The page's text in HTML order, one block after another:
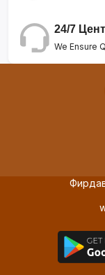
24/7
We Ensure